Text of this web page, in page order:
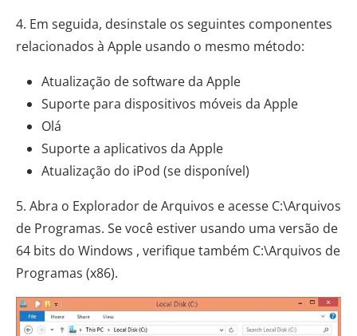
4. Em seguida, desinstale os seguintes componentes
relacionados à Apple usando o mesmo método:
Atualização de software da Apple
Suporte para dispositivos móveis da Apple
Olá
Suporte a aplicativos da Apple
Atualização do iPod (se disponível)
5. Abra o Explorador de Arquivos e acesse C:\Arquivos
de Programas. Se você estiver usando uma versão de
64 bits do Windows , verifique também C:\Arquivos de
Programas (x86).